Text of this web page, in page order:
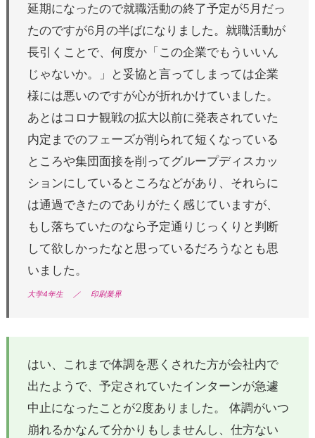
延期になったので就職活動の終了予定が5月だっ
たのですが6月の半ばになりました。就職活動が
長引くことで、何度か「この企業でもういいん
じゃないか。」と妥協と言ってしまっては企業
様には悪いのですが心が折れかけていました。
あとはコロナ観戦の拡大以前に発表されていた
内定までのフェーズが削られて短くなっている
ところや集団面接を削ってグループディスカッ
ションにしているところなどがあり、それらに
は通過できたのでありがたく感じていますが、
もし落ちていたのなら予定通りじっくりと判断
して欲しかったなと思っているだろうなとも思
いました。
大学4年生 ／ 印刷業界
はい、これまで体調を悪くされた方が会社内で
出たようで、予定されていたインターンが急遽
中止になったことが2度ありました。 体調がいつ
崩れるかなんて分かりもしませんし、仕方ない